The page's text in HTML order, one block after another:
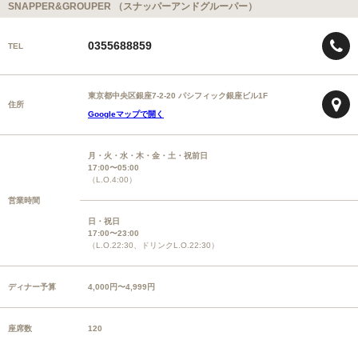
SNAPPER&GROUPER （スナッパーアンドグルーパー）
TEL 0355688859
住所
東京都中央区銀座7-2-20 パシフィック銀座ビル1F
Googleマップで開く
営業時間
月・火・水・木・金・土・祝前日
17:00〜05:00
（L.O.4:00）
日・祝日
17:00〜23:00
（L.O.22:30、ドリンクL.O.22:30）
ディナー予算 4,000円〜4,999円
座席数 120